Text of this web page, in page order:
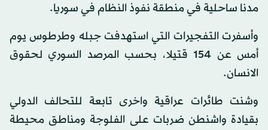
مدنا ساحلية في منطقة نفوذ النظام في سوريا.
وأسفرت التفجيرات التي استهدفت جبله وطرطوس يوم
أمس عن 154 قتيلا، بحسب المرصد السوري لحقوق
الانسان.
وشنت طائرات عراقية واخرى تابعة للتحالف الدولي
بقيادة واشنطن ضربات على الفلوجة ومناطق محيطة